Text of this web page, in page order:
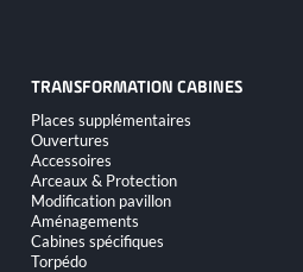
TRANSFORMATION CABINES
Aller
au
contenu
Places supplémentaires
Ouvertures
Accessoires
Arceaux & Protection
Modification pavillon
Aménagements
Cabines spécifiques
Torpédo